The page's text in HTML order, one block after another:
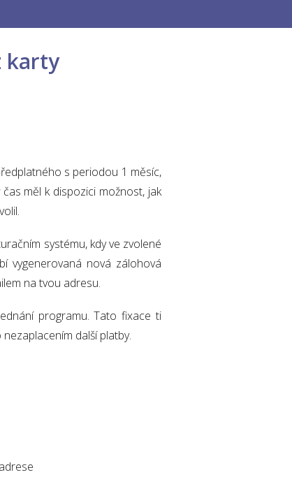
karty
s periodou 1 měsíc,
měl k dispozici možnost, jak
systému, kdy ve zvolené
vygenerovaná nová zálohová
na tvou adresu.
programu. Tato fixace ti
další platby.